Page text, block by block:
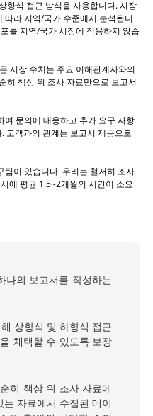
향식 접근 방식을 사용합니다. 시장
따라 지역/국가 수준에서 분석됩니
를 지역/국가 시장에 적용하지 않습
시장 수치는 주요 이해관계자와의
히 책상 위 조사 자료만으로 보고서
여 문의에 대응하고 추가 요구 사항
. 고객과의 관계는 보고서 제공으로
팀이 있습니다. 우리는 철저히 조사
에 평균 1.5~2개월의 시간이 소요
나의 보고서를 작성하는
상향식 및 하향식 접근
채택할 수 있도록 보장
히 책상 위 조사 자료에
자료에서 수집된 데이